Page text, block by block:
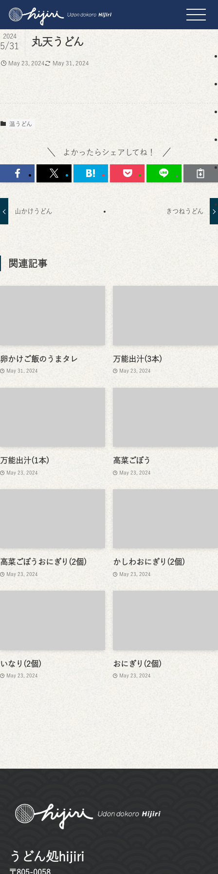
丸天うどん
2024
5/31
May 23, 2024 May 31, 2024
温うどん
よかったらシェアしてね！
山かけうどん きつねうどん
関連記事
卵かけご飯のうまタレ
May 31, 2024
万能出汁(3本)
May 23, 2024
万能出汁(1本)
May 23, 2024
高菜ごぼう
May 23, 2024
高菜ごぼうおにぎり(2個)
May 23, 2024
かしわおにぎり(2個)
May 23, 2024
いなり(2個)
May 23, 2024
おにぎり(2個)
May 23, 2024
うどん処hijiri
〒805-0058